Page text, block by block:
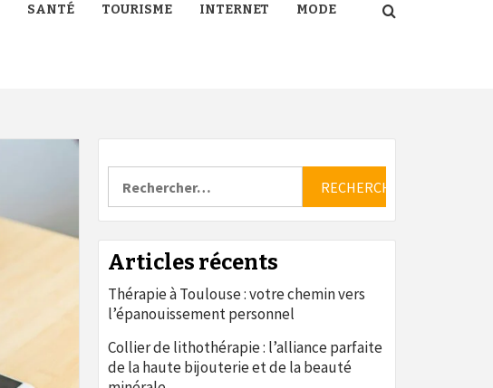
SANTÉ TOURISME INTERNET MODE
Articles récents
Thérapie à Toulouse : votre chemin vers
l’épanouissement personnel
Collier de lithothérapie : l’alliance parfaite
de la haute bijouterie et de la beauté